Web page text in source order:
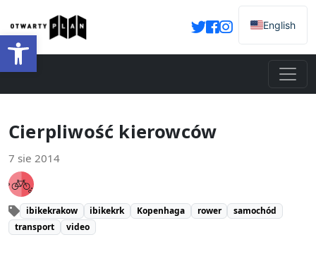
Otwórz pasek narzędzi
English
Cierpliwość kierowców
7 sie 2014
ibikekrakow ibikekrk Kopenhaga rower
samochód
transport
video